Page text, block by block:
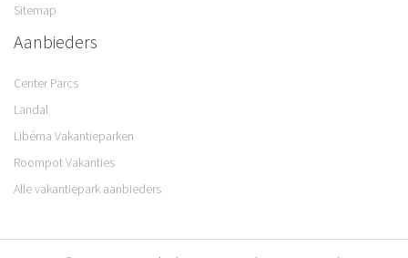
Sitemap
Aanbieders
Center Parcs
Landal
Libéma Vakantieparken
Roompot Vakanties
Alle vakantiepark aanbieders